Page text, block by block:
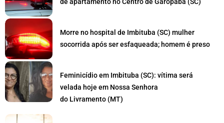
Morre no hospital de Imbituba (SC) mulher
socorrida após ser esfaqueada; homem é preso
Feminicídio em Imbituba (SC): vítima será
velada hoje em Nossa Senhora
do Livramento (MT)